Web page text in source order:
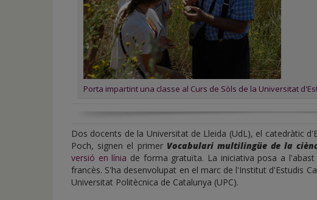
Porta impartint una classe al Curs de Sòls de la Universitat
Dos docents de la Universitat de Lleida (UdL), el catedràtic
Poch, signen el primer Vocabulari multilingüe de la
versió en línia de forma gratuïta. La iniciativa posa a
francès. S'ha desenvolupat en el marc de l'Institut d'Estudis
Universitat Politècnica de Catalunya (UPC).